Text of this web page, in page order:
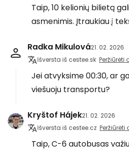
Taip, 10 kelionių bilietą
asmenimis. Įtraukiau į
Radka Mikulová21. 02. 2026
Išversta iš cestee.sk Peržiūrėti
Jei atvyksime 00:30, ar
viešuoju transportu?
Kryštof Hájek21. 02. 2026
Išversta iš cestee.cz Peržiūrėti
Taip, C-6 autobusas